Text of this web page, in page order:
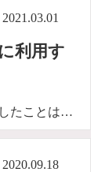
2021.03.01
利用す
たことは…
2020.09.18